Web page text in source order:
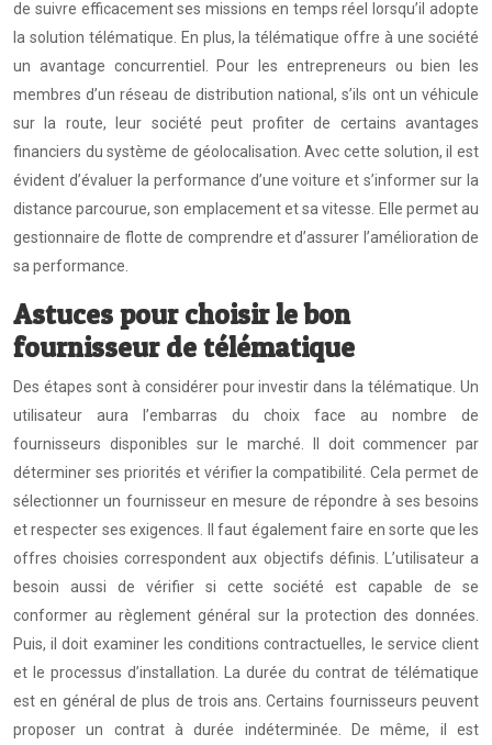
de suivre efficacement ses missions en temps réel lorsqu’il adopte
la solution télématique. En plus, la télématique offre à une société
un avantage concurrentiel. Pour les entrepreneurs ou bien les
membres d’un réseau de distribution national, s’ils ont un véhicule
sur la route, leur société peut profiter de certains avantages
financiers du système de géolocalisation. Avec cette solution, il est
évident d’évaluer la performance d’une voiture et s’informer sur la
distance parcourue, son emplacement et sa vitesse. Elle permet au
gestionnaire de flotte de comprendre et d’assurer l’amélioration de
sa performance.
Astuces pour choisir le bon
fournisseur de télématique
Des étapes sont à considérer pour investir dans la télématique. Un
utilisateur aura l’embarras du choix face au nombre de
fournisseurs disponibles sur le marché. Il doit commencer par
déterminer ses priorités et vérifier la compatibilité. Cela permet de
sélectionner un fournisseur en mesure de répondre à ses besoins
et respecter ses exigences. Il faut également faire en sorte que les
offres choisies correspondent aux objectifs définis. L’utilisateur a
besoin aussi de vérifier si cette société est capable de se
conformer au règlement général sur la protection des données.
Puis, il doit examiner les conditions contractuelles, le service client
et le processus d’installation. La durée du contrat de télématique
est en général de plus de trois ans. Certains fournisseurs peuvent
proposer un contrat à durée indéterminée. De même, il est